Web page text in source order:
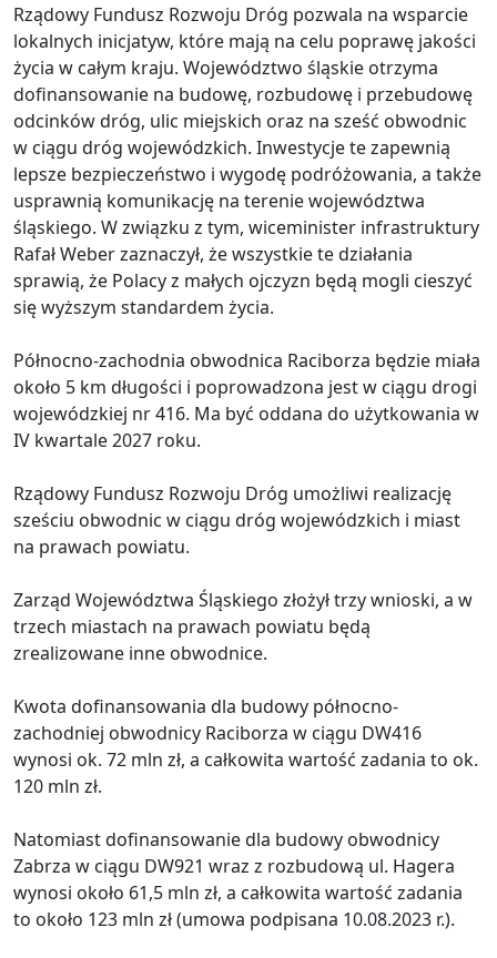
Rządowy Fundusz Rozwoju Dróg pozwala na wsparcie
lokalnych inicjatyw, które mają na celu poprawę jakości
życia w całym kraju. Województwo śląskie otrzyma
dofinansowanie na budowę, rozbudowę i przebudowę
odcinków dróg, ulic miejskich oraz na sześć obwodnic
w ciągu dróg wojewódzkich. Inwestycje te zapewnią
lepsze bezpieczeństwo i wygodę podróżowania, a także
usprawnią komunikację na terenie województwa
śląskiego. W związku z tym, wiceminister infrastruktury
Rafał Weber zaznaczył, że wszystkie te działania
sprawią, że Polacy z małych ojczyzn będą mogli cieszyć
się wyższym standardem życia.
Północno-zachodnia obwodnica Raciborza będzie miała
około 5 km długości i poprowadzona jest w ciągu drogi
wojewódzkiej nr 416. Ma być oddana do użytkowania w
IV kwartale 2027 roku.
Rządowy Fundusz Rozwoju Dróg umożliwi realizację
sześciu obwodnic w ciągu dróg wojewódzkich i miast
na prawach powiatu.
Zarząd Województwa Śląskiego złożył trzy wnioski, a w
trzech miastach na prawach powiatu będą
zrealizowane inne obwodnice.
Kwota dofinansowania dla budowy północno-
zachodniej obwodnicy Raciborza w ciągu DW416
wynosi ok. 72 mln zł, a całkowita wartość zadania to ok.
120 mln zł.
Natomiast dofinansowanie dla budowy obwodnicy
Zabrza w ciągu DW921 wraz z rozbudową ul. Hagera
wynosi około 61,5 mln zł, a całkowita wartość zadania
to około 123 mln zł (umowa podpisana 10.08.2023 r.).